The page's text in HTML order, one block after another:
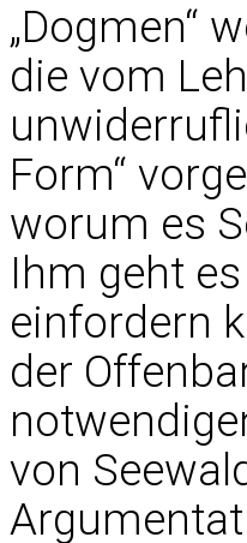
„Dogmen“
die vom
Form“
worum es
Ihm geht
einfordern
der
von